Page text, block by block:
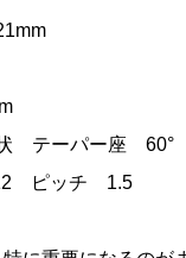
状 テーパー座 60°
ピッチ 1.5